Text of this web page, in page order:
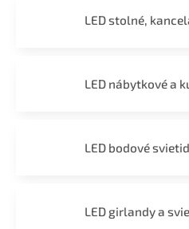
LED stolné,
LED nábytkové a
LED bodové
LED girlandy a